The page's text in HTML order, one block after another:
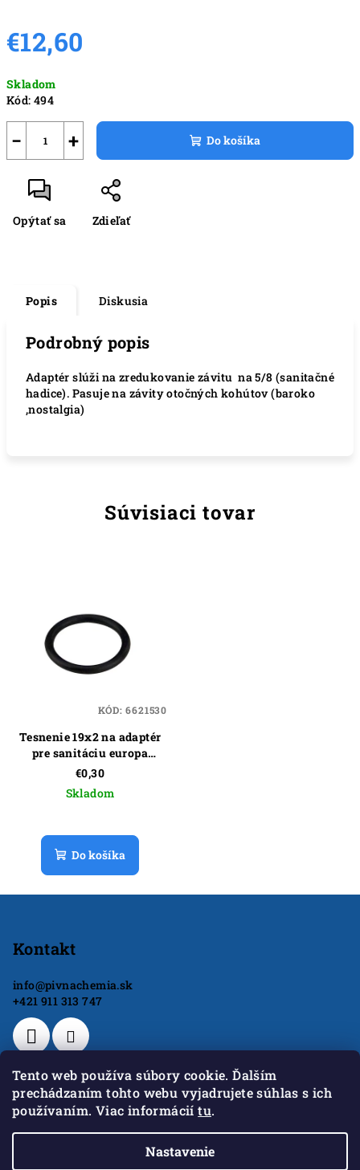
Tento web používa súbory cookie. Ďalším
prechádzaním tohto webu vyjadrujete súhlas s ich
používaním. Viac informáciítu.
Nastavenie
€12,60
cena:
Skladom
Kód: 494
+
− Do košíka
Opýtať sa Zdieľať
Popis Diskusia
Podrobný popis
Adaptér slúži na zredukovanie závitu na 5/8 (sanitačné
hadice). Pasuje na závity otočných kohútov (baroko
,nostalgia)
Súvisiaci tovar
Tesnenie 19x2 na adaptér
pre sanitáciu europa
(otočné kohúty)
€0,30
Skladom
Do košíka
KÓD:6621530
Kontakt
info@pivnachemia.sk
+421 911 313 747
GoodWill s.r.o.